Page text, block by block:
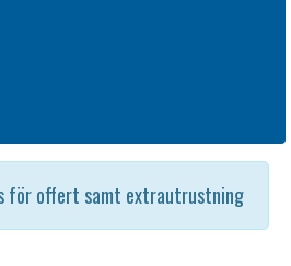
för offert samt extrautrustning